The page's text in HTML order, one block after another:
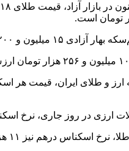
و سکه یک‌گرمی ۶ میلیون تومان تعیین شده است و به فروش می‌رسد.
نرخ اسکناس یورو با کاهش نسبت به روز کاری
و نرخ حواله درهم نیز ۱۰ هزار و ۲۱۹ تومان اعلام شده است.تسنیم